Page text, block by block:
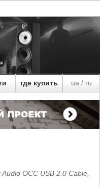
где купить ua/ ru
OCC USB 2.0 Cable,